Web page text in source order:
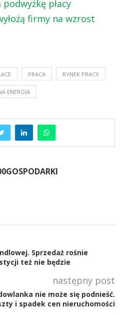
podwyżkę płacy
firmy na wzrost
PRACA RYNEK PRACY
ENERGIA
Sprzedaż rośnie
też nie będzie
następny post
nie może się podnieść.
i spadek cen nieruchomości